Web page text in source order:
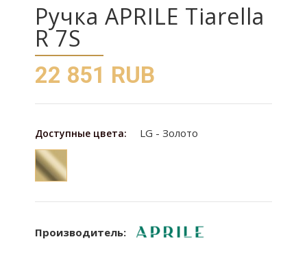
Ручка APRILE Tiarella
R 7S
22 851 RUB
Доступные цвета: LG - Золото
Производитель: